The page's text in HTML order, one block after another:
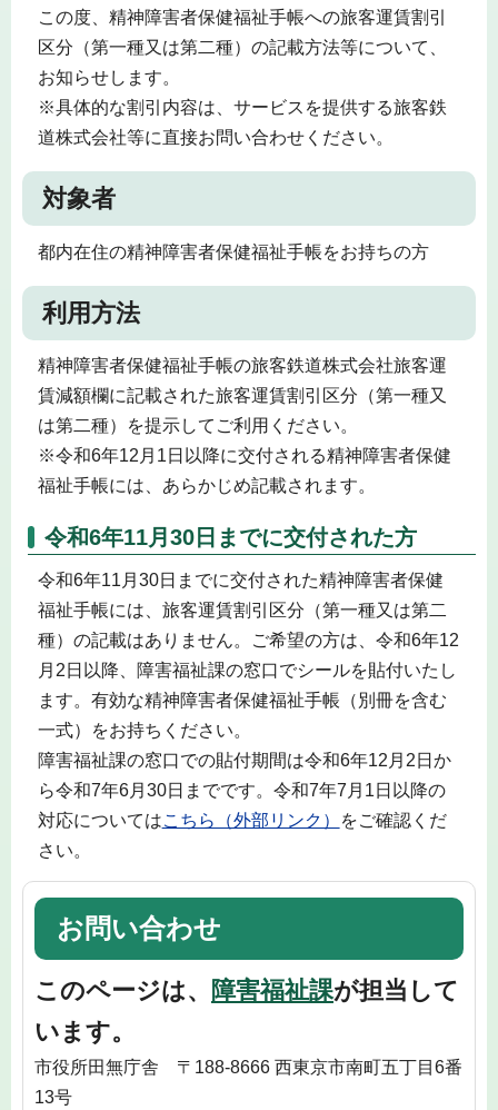
この度、精神障害者保健福祉手帳への旅客運賃割引
区分（第一種又は第二種）の記載方法等について、
お知らせします。
※具体的な割引内容は、サービスを提供する旅客鉄
道株式会社等に直接お問い合わせください。
対象者
都内在住の精神障害者保健福祉手帳をお持ちの方
利用方法
精神障害者保健福祉手帳の旅客鉄道株式会社旅客運
賃減額欄に記載された旅客運賃割引区分（第一種又
は第二種）を提示してご利用ください。
※令和6年12月1日以降に交付される精神障害者保健
福祉手帳には、あらかじめ記載されます。
令和6年11月30日までに交付された方
令和6年11月30日までに交付された精神障害者保健
福祉手帳には、旅客運賃割引区分（第一種又は第二
種）の記載はありません。ご希望の方は、令和6年12
月2日以降、障害福祉課の窓口でシールを貼付いたし
ます。有効な精神障害者保健福祉手帳（別冊を含む
一式）をお持ちください。
障害福祉課の窓口での貼付期間は令和6年12月2日か
ら令和7年6月30日までです。令和7年7月1日以降の
対応についてはこちら（外部リンク）
をご確認くだ
さい。
お問い合わせ
このページは、 障害福祉課が担当して
います。
市役所田無庁舎 〒188-8666 西東京市南町五丁目6番
13号